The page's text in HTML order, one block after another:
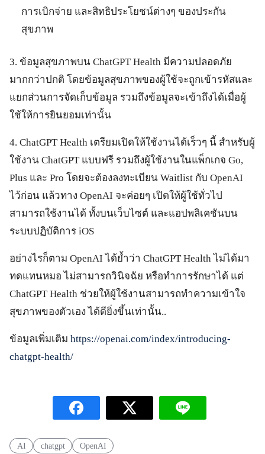
การเบิกจ่าย และสิทธิประโยชน์ต่างๆ ของประกัน
สุขภาพ
3. ข้อมูลสุขภาพบน ChatGPT Health มีความปลอดภัย
มากกว่าปกติ โดยข้อมูลสุขภาพของผู้ใช้จะถูกเข้ารหัสและ
แยกส่วนการจัดเก็บข้อมูล รวมถึงข้อมูลจะเข้าถึงได้เมื่อผู้
ใช้ให้การยินยอมเท่านั้น
4. ChatGPT Health เตรียมเปิดให้ใช้งานได้เร็วๆ นี้ สำหรับผู้
ใช้งาน ChatGPT แบบฟรี รวมถึงผู้ใช้งานในแพ็กเกจ Go,
Plus และ Pro โดยจะต้องลงทะเบียน Waitlist กับ OpenAI
ไว้ก่อน แล้วทาง OpenAI จะค่อยๆ เปิดให้ผู้ใช้ทั่วไป
สามารถใช้งานได้ ทั้งบนเว็บไซต์ และแอปพลิเคชันบน
ระบบปฏิบัติการ iOS
อย่างไรก็ตาม OpenAI ได้ย้ำว่า ChatGPT Health ไม่ได้มา
ทดแทนหมอ ไม่สามารถวินิจฉัย หรือทำการรักษาได้ แต่
ChatGPT Health ช่วยให้ผู้ใช้งานสามารถทำความเข้าใจ
สุขภาพของตัวเอง ได้ดียิ่งขึ้นเท่านั้น..
ข้อมูลเพิ่มเติม https://openai.com/index/introducing-
chatgpt-health/
AI chatgpt OpenAI